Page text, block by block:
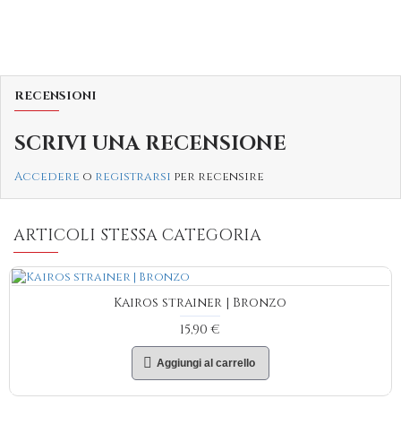
RECENSIONI
SCRIVI UNA RECENSIONE
Accedere o registrarsi per recensire
ARTICOLI STESSA CATEGORIA
Kairos strainer | Bronzo
15,90 €
Aggiungi al carrello